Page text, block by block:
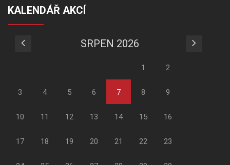
KALENDÁŘ AKCÍ
SRPEN 2026
1 2
3 4 5 6 7 8 9
10 11 12 13 14 15 16
17 18 19 20 21 22 23